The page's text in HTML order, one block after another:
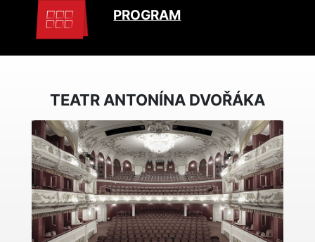
PROGRAM
TEATR ANTONÍNA DVOŘÁKA